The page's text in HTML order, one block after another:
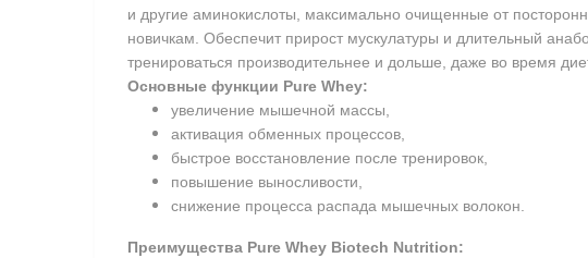
и другие аминокислоты, максимально очищенные от
новичкам. Обеспечит прирост мускулатуры и длительный
тренироваться производительнее и дольше, даже во время
Основные функции Pure Whey:
увеличение мышечной массы,
активация обменных процессов,
быстрое восстановление после тренировок,
повышение выносливости,
снижение процесса распада мышечных волокон.
Преимущества Pure Whey Biotech Nutrition: